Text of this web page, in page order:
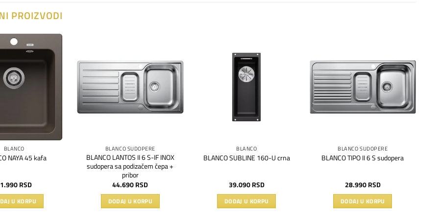
PROIZVODI
BLANCO
NAYA 45 kafa
RSD
U KORPU
Dodaj
na
listu
BLANCO SUDOPERE
BLANCO LANTOS II 6 S-IF INOX
sudopera sa podizačem čepa +
pribor
44.690RSD
DODAJ U KORPU
BLANCO
BLANCO SUBLINE 160-U crna
39.090RSD
DODAJ U KORPU
Dodaj
na
listu
BLANCO SUDOPERE
BLANCO TIPO II 6 S sudopera
28.990RSD
DODAJ U KORPU